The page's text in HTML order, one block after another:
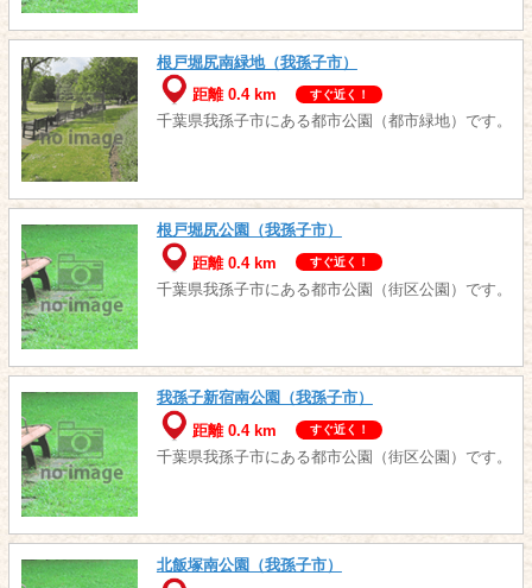
根戸堀尻南緑地（我孫子市）
距離 0.4 km
すぐ近く！
千葉県我孫子市にある都市公園（都市緑地）です。
根戸堀尻公園（我孫子市）
距離 0.4 km
すぐ近く！
千葉県我孫子市にある都市公園（街区公園）です。
我孫子新宿南公園（我孫子市）
距離 0.4 km
すぐ近く！
千葉県我孫子市にある都市公園（街区公園）です。
北飯塚南公園（我孫子市）